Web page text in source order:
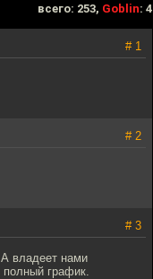
всего: 253, Goblin: 4
# 1
# 2
# 3
владеет нами
полный график.